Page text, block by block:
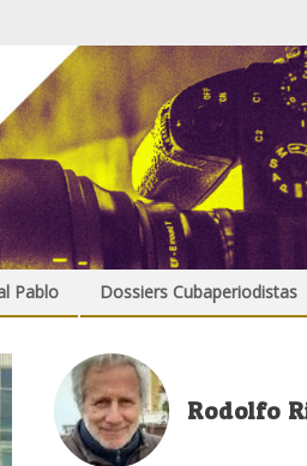
Pablo Dossiers Cubaperiodistas
Rodolfo